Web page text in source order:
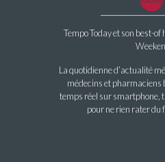
Tempo Today et son best-
La quotidienne d’actualité
médecins et pharmaciens
temps réel sur smartphone,
pour ne rien rater du